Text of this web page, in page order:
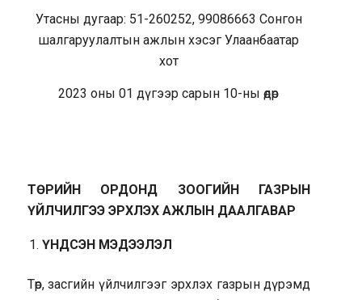
Утасны дугаар: 51-260252, 99086663 Сонгон
шалгаруулалтын ажлын хэсэг Улаанбаатар
хот
2023 оны 01 дүгээр сарын 10-ны өдөр
ТӨРИЙН ОРДОНД ЗООГИЙН ГАЗРЫН
ҮЙЛЧИЛГЭЭ ЭРХЛЭХ АЖЛЫН ДААЛГАВАР
ҮНДСЭН МЭДЭЭЛЭЛ
Төр, засгийн үйлчилгээг эрхлэх газрын дүрэмд